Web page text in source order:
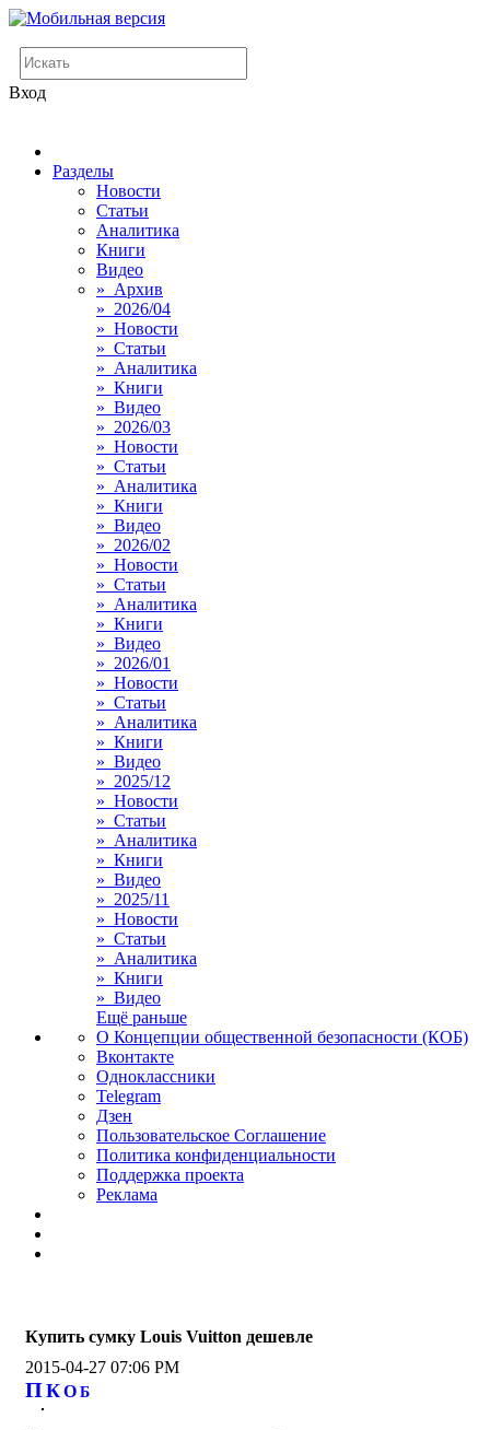
Вход
Разделы
Новости
Статьи
Аналитика
Книги
Видео
» Архив
» 2026/04
» Новости
» Статьи
» Аналитика
» Книги
» Видео
» 2026/03
» Новости
» Статьи
» Аналитика
» Книги
» Видео
» 2026/02
» Новости
» Статьи
» Аналитика
» Книги
» Видео
» 2026/01
» Новости
» Статьи
» Аналитика
» Книги
» Видео
» 2025/12
» Новости
» Статьи
» Аналитика
» Книги
» Видео
» 2025/11
» Новости
» Статьи
» Аналитика
» Книги
» Видео
Ещё раньше
О Концепции общественной безопасности (КОБ)
Вконтакте
Одноклассники
Telegram
Дзен
Пользовательское Соглашение
Политика конфиденциальности
Поддержка проекта
Реклама
Купить сумку Louis Vuitton дешевле
2015-04-27 07:06 PM
ПКО Б